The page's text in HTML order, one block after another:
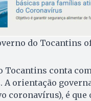
do Tocantins
Tocantins conta
A orientação
coronavírus), é